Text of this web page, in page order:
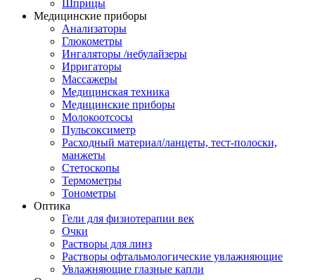
Шприцы
Медицинские приборы
Анализаторы
Глюкометры
Ингаляторы /небулайзеры
Ирригаторы
Массажеры
Медицинская техника
Медицинские приборы
Молокоотсосы
Пульсоксиметр
Расходный материал/ланцеты, тест-полоски,
манжеты
Стетоскопы
Термометры
Тонометры
Оптика
Гели для физиотерапии век
Очки
Растворы для линз
Растворы офтальмологические увлажняющие
Увлажняющие глазные капли